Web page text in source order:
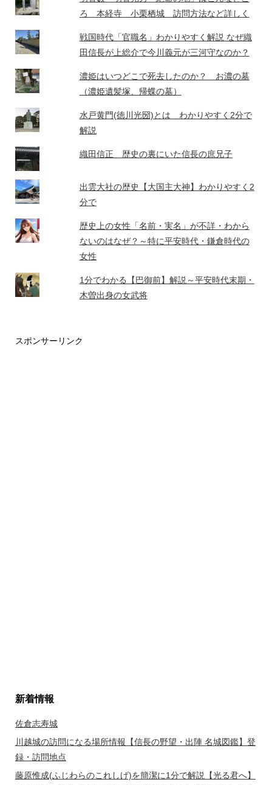
ろ 本経寺 小栗栖城 訪問方法など詳しく
戦国時代「官職名」わかりやすく解説 なぜ織
田信長が上総介で今川義元が三河守なのか？
濃姫はいつどこで死去したのか？ お濃の墓
（濃姫遺髪塚、帰蝶の墓）
水戸黄門(徳川光圀)とは わかりやすく2分で
解説
織田信正 歴史の裏にいた信長の庶兄子
出雲大社の歴史【大国主大神】わかりやすく2
分で
歴史上の女性「名前・実名」が不詳・わから
ないのはなぜ？～特に平安時代・鎌倉時代の
女性
1分でわかる【巴御前】解説～平安時代末期・
木曽出身の女武将
スポンサーリンク
新着情報
佐倉志寿城
川越城の訪問になる場所情報【信長の野望・出陣 名城図鑑】登
録・訪問地点
藤原惟成(ふじわらのこれしげ)を簡潔に1分で解説【光る君へ】